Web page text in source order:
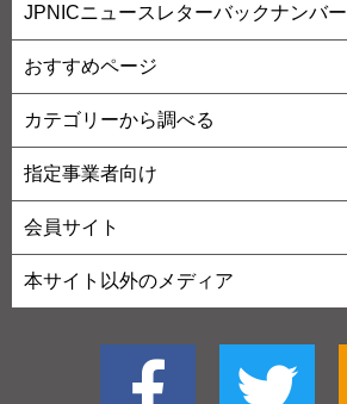
JPNICニュースレターバックナンバー
おすすめページ
カテゴリーから調べる
指定事業者向け
会員サイト
本サイト以外のメディア